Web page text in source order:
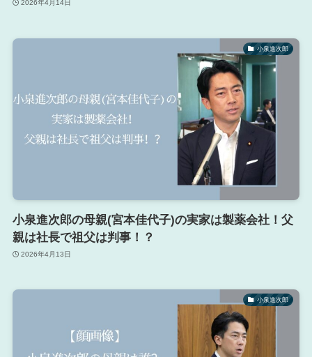
2026年4月14日
小泉進次郎
小泉進次郎の母親(宮本佳代子)の実家は製薬会社！父
親は社長で祖父は判事！？
2026年4月13日
小泉進次郎